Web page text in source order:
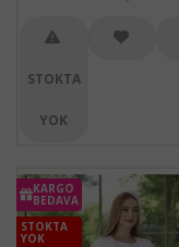
STOKTA
YOK
KARGO
BEDAVA
STOKTA
YOK